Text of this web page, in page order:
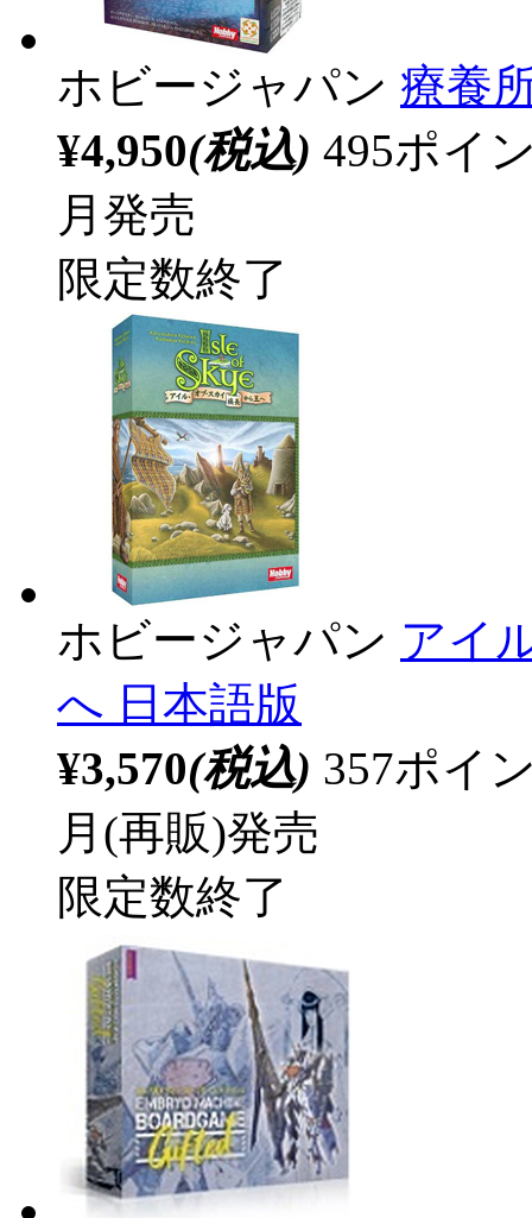
ホビージャパン 療養
¥4,950(税込) 495ポイ
月発売
限定数終了
ホビージャパン アイ
へ 日本語版
¥3,570(税込) 357ポイ
月(再販)発売
限定数終了